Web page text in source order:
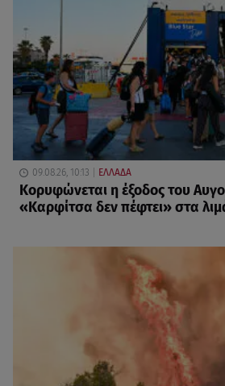
09.08.26, 10:13 ΕΛΛΑΔΑ
Κορυφώνεται η έξοδος του
«Καρφίτσα δεν πέφτει» στα